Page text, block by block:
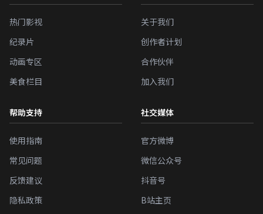
热门影视
纪录片
动画专区
美食栏目
关于我们
创作者计划
合作伙伴
加入我们
帮助支持
使用指南
常见问题
反馈建议
隐私政策
社交媒体
官方微博
微信公众号
抖音号
B站主页